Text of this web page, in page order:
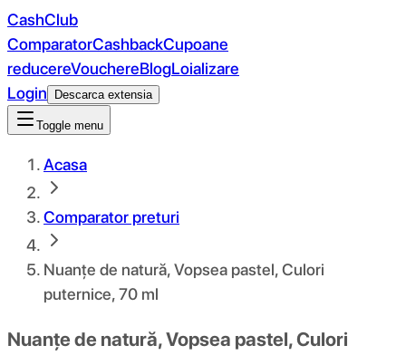
CashClub
ComparatorCashbackCupoane
reducereVouchereBlogLoializare
Login
Descarca extensia
Toggle menu
Acasa
Comparator preturi
Nuanțe de natură, Vopsea pastel, Culori
puternice, 70 ml
Nuanțe de natură, Vopsea pastel, Culori